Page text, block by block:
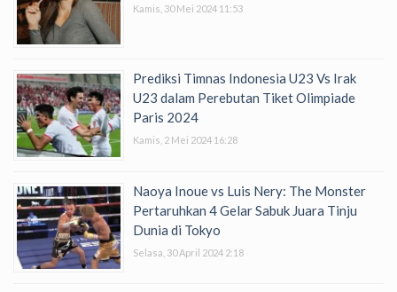
Kamis, 30 Mei 2024 11:53
Prediksi Timnas Indonesia U23 Vs Irak
U23 dalam Perebutan Tiket Olimpiade
Paris 2024
Kamis, 2 Mei 2024 16:28
Naoya Inoue vs Luis Nery: The Monster
Pertaruhkan 4 Gelar Sabuk Juara Tinju
Dunia di Tokyo
Selasa, 30 April 2024 2:18